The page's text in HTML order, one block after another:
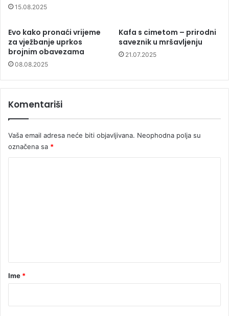
15.08.2025
Evo kako pronaći vrijeme
za vježbanje uprkos
brojnim obavezama
08.08.2025
Kafa s cimetom – prirodni
saveznik u mršavljenju
21.07.2025
Komentariši
Vaša email adresa neće biti objavljivana. Neophodna polja su
označena sa *
rIme *